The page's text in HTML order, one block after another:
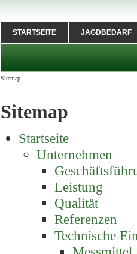
STARTSEITE JAGDBEDARF
Sitemap
Sitemap
Startseite
Unternehmen
Leistung
Qualität
Referenzen
Technische